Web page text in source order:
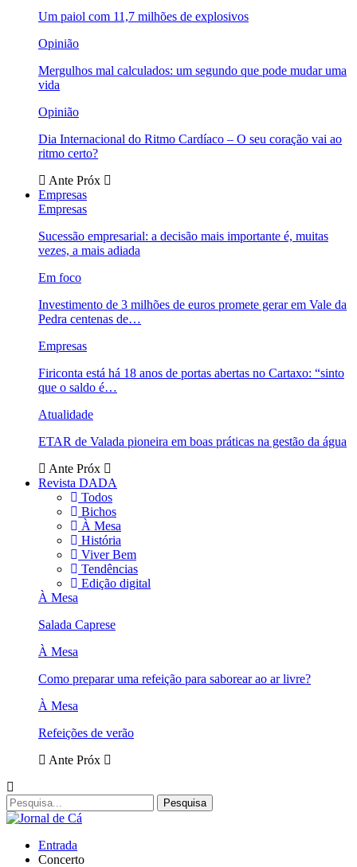
Um paiol com 11,7 milhões de explosivos
Opinião
Mergulhos mal calculados: um segundo que pode mudar uma
vida
Opinião
Dia Internacional do Ritmo Cardíaco – O seu coração vai ao
ritmo certo?
Ante Próx
Empresas
Empresas
Sucessão empresarial: a decisão mais importante é, muitas
vezes, a mais adiada
Em foco
Investimento de 3 milhões de euros promete gerar em Vale da
Pedra centenas de…
Empresas
Firiconta está há 18 anos de portas abertas no Cartaxo: “sinto
que o saldo é…
Atualidade
ETAR de Valada pioneira em boas práticas na gestão da água
Ante Próx
Revista DADA
Todos
Bichos
À Mesa
História
Viver Bem
Tendências
Edição digital
À Mesa
Salada Caprese
À Mesa
Como preparar uma refeição para saborear ao ar livre?
À Mesa
Refeições de verão
Ante Próx
Entrada
Concerto